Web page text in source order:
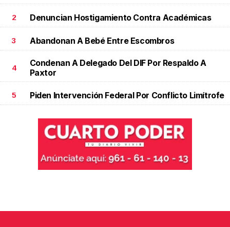
2 Denuncian Hostigamiento Contra Académicas
3 Abandonan A Bebé Entre Escombros
4
Condenan A Delegado Del DIF Por Respaldo A
Paxtor
5 Piden Intervención Federal Por Conflicto Limítrofe